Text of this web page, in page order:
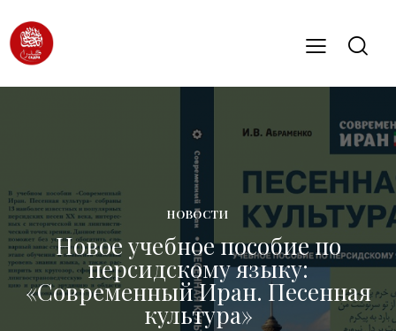
НОВОСТИ
Новое учебное пособие по
персидскому языку:
«Современный Иран. Песенная
культура»